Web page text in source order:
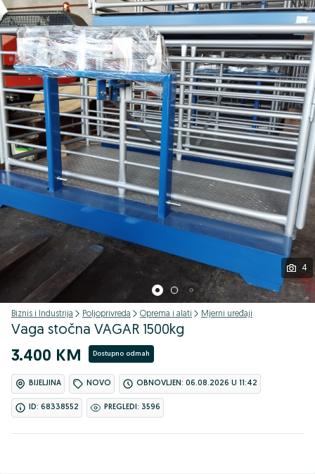
4
Biznis i Industrija Poljoprivreda Oprema i alati Mjerni uređaji
Vaga stočna VAGAR 1500kg
3.400 KM Dostupno odmah
BIJELJINA NOVO OBNOVLJEN: 06.08.2026 U 11:42
ID: 68338552 PREGLEDI: 3596